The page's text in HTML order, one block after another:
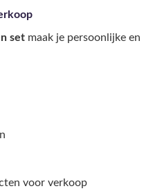
set maak je persoonlijke en
voor verkoop